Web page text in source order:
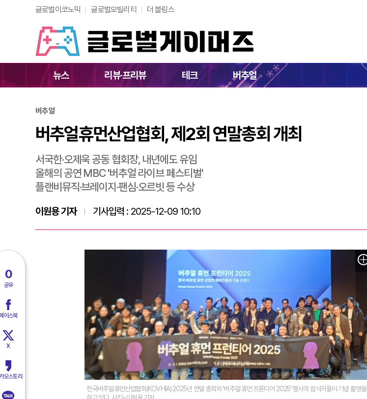
글로벌이코노믹 글로벌모빌리티 더 블링스
뉴스 리뷰·프리뷰 테크 버추얼
버추얼휴먼산업협회, 제2회 연말총회 개최
0
공유
이스북
X
오스토리
버추얼
버추얼휴먼산업협회, 제2회 연말총회 개최
서국한·오제욱 공동 협회장, 내년에도 유임
올해의 공연 MBC '버추얼 라이브 페스티벌'
플랜비뮤직·브레이지·팬심·오르빗 등 수상
이원용 기자 기사입력 : 2025-12-09 10:10
한국버추얼휴먼산업협회(KOVHIA) 2025년 연말 총회와 '버추얼 휴먼 프론티어 2025' 행사의 참석자들이 기념 촬영을